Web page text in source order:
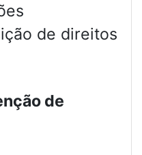
de direitos
de